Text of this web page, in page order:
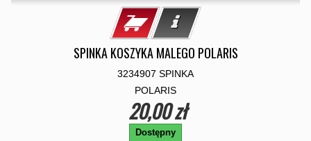
SPINKA KOSZYKA MALEGO POLARIS
3234907 SPINKA
POLARIS
20,00 zł
Dostępny